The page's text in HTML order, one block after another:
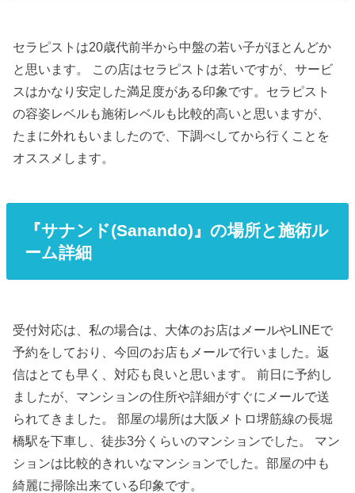
セラピストは20歳代前半から中盤の若い子がほとんどか
と思います。 この店はセラピストは若いですが、サービ
スはかなり安定した満足度がある印象です。セラピスト
の容姿レベルも施術レベルも比較的高いと思いますが、
たまに外れもいましたので、下調べしてから行くことを
オススメします。
『サナンド(Sanando)』の場所と施術ル
ーム詳細
受付対応は、私の場合は、大体のお店はメールやLINEで
予約をしており、今回のお店もメールで行いました。返
信はとても早く、対応も良いと思います。 前日に予約し
ましたが、マンションの住所や詳細がすぐにメールで送
られてきました。 部屋の場所は大阪メトロ堺筋線の長堀
橋駅を下車し、徒歩3分くらいのマンションでした。 マン
ションは比較的きれいなマンションでした。部屋の中も
綺麗に掃除出来ている印象です。